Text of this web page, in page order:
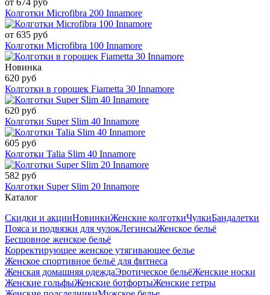
от 674 руб
Колготки Microfibra 200 Innamore
от 635 руб
Колготки Microfibra 100 Innamore
Новинка
620 руб
Колготки в горошек Fiametta 30 Innamore
620 руб
Колготки Super Slim 40 Innamore
605 руб
Колготки Talia Slim 40 Innamore
582 руб
Колготки Super Slim 20 Innamore
Каталог
Скидки и акцииНовинкиЖенские колготкиЧулкиБандалетки
Пояса и подвязки для чулокЛегинсыЖенское бельё
Бесшовное женское бельё
Корректирующее женское утягивающее белье
Женское спортивное бельё для фитнеса
Женская домашняя одеждаЭротическое бельёЖенские носки
Женские гольфыЖенские ботфортыЖенские гетры